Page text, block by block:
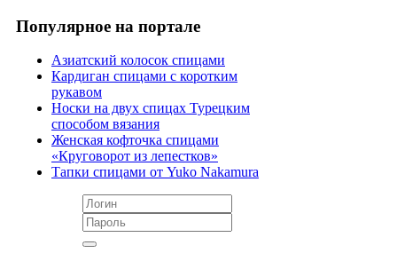
Популярное на портале
Азиатский колосок спицами
Кардиган спицами с коротким
рукавом
Носки на двух спицах Турецким
способом вязания
Женская кофточка спицами
«Круговорот из лепестков»
Тапки спицами от Yuko Nakamura